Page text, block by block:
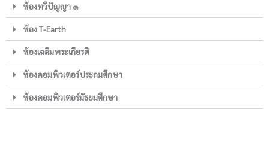
ห้องทวีปัญญา ๑
ห้อง T-Earth
ห้องเฉลิมพระเกียรติ
ห้องคอมพิวเตอร์ประถมศึกษา
ห้องคอมพิวเตอร์มัธยมศึกษา